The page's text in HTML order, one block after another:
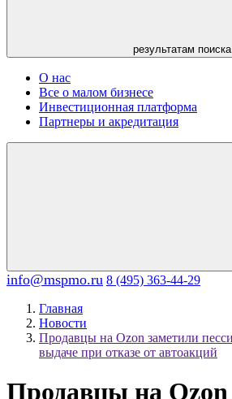
результатам поиска
О нас
Все о малом бизнесе
Инвестиционная платформа
Партнеры и акредитация
info@mspmo.ru 8 (495) 363-44-29
Главная
Новости
Продавцы на Ozon заметили
выдаче при отказе от автоакций
Продавцы на Ozon